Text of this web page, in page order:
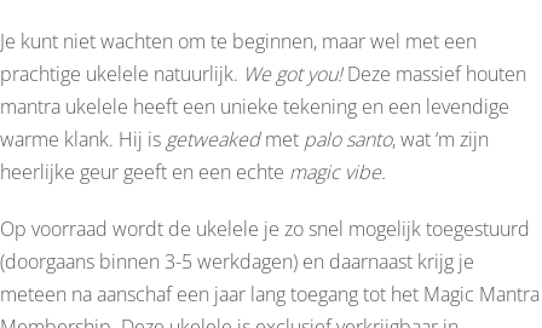
€424,00.€327,00.
Je kunt niet wachten om te beginnen, maar wel met een
prachtige ukelele natuurlijk. We got you!Deze massief houten
mantra ukelele heeft een unieke tekening en een levendige
warme klank. Hij is getweakedmet palo santo, wat ‘m zijn
heerlijke geur geeft en een echte magic vibe.
Op voorraad wordt de ukelele je zo snel mogelijk toegestuurd
(doorgaans binnen 3-5 werkdagen) en daarnaast krijg je
meteen na aanschaf een jaar lang toegang tot het Magic Mantra